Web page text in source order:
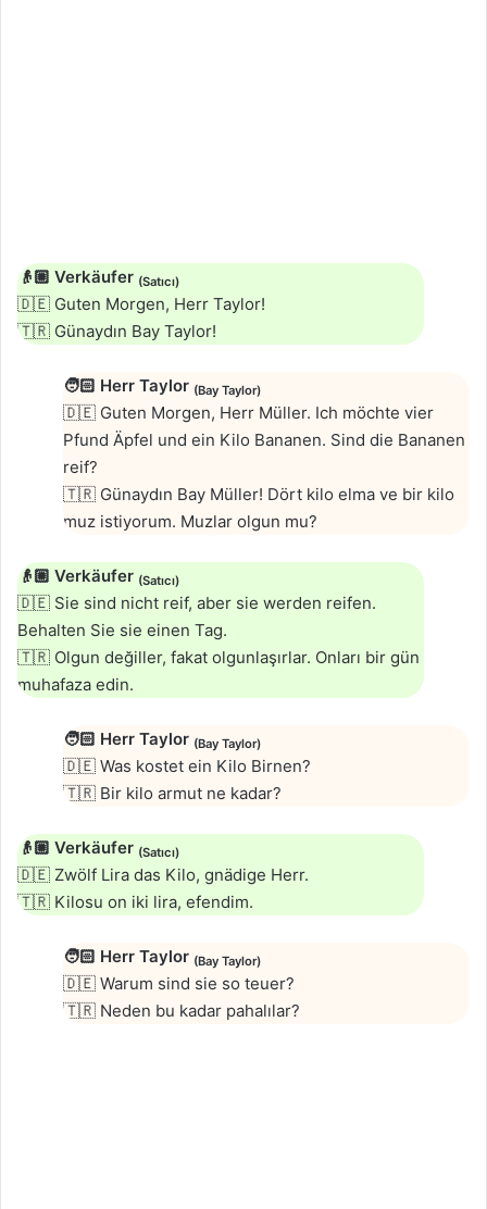
👴🏼 Verkäufer (Satıcı)
🇩🇪 Guten Morgen, Herr Taylor!
🇹🇷 Günaydın Bay Taylor!
🧑🏻 Herr Taylor (Bay Taylor)
🇩🇪 Guten Morgen, Herr Müller. Ich möchte vier
Pfund Äpfel und ein Kilo Bananen. Sind die Bananen
reif?
🇹🇷 Günaydın Bay Müller! Dört kilo elma ve bir kilo
muz istiyorum. Muzlar olgun mu?
👴🏼 Verkäufer (Satıcı)
🇩🇪 Sie sind nicht reif, aber sie werden reifen.
Behalten Sie sie einen Tag.
🇹🇷 Olgun değiller, fakat olgunlaşırlar. Onları bir gün
muhafaza edin.
🧑🏻 Herr Taylor (Bay Taylor)
🇩🇪 Was kostet ein Kilo Birnen?
🇹🇷 Bir kilo armut ne kadar?
👴🏼 Verkäufer (Satıcı)
🇩🇪 Zwölf Lira das Kilo, gnädige Herr.
🇹🇷 Kilosu on iki lira, efendim.
🧑🏻 Herr Taylor (Bay Taylor)
🇩🇪 Warum sind sie so teuer?
🇹🇷 Neden bu kadar pahalılar?